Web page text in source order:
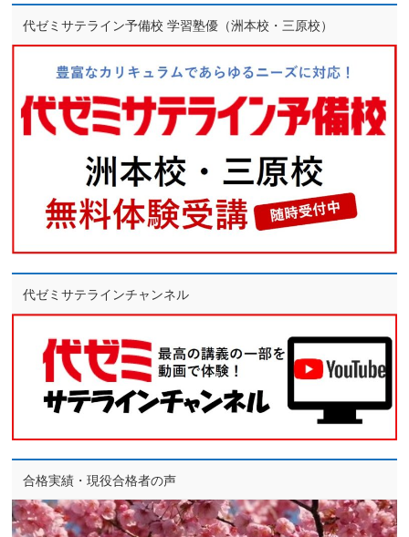
代ゼミサテライン予備校 学習塾優（洲本校・三原校）
代ゼミサテラインチャンネル
合格実績・現役合格者の声